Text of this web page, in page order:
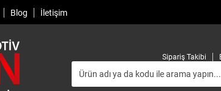
Blog İletişim
Sipariş Takibi